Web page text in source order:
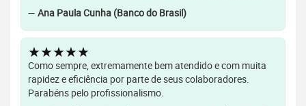
— Ana Paula Cunha (Banco do Brasil)
★★★★★
Como sempre, extremamente bem atendido e com muita
rapidez e eficiência por parte de seus colaboradores.
Parabéns pelo profissionalismo.